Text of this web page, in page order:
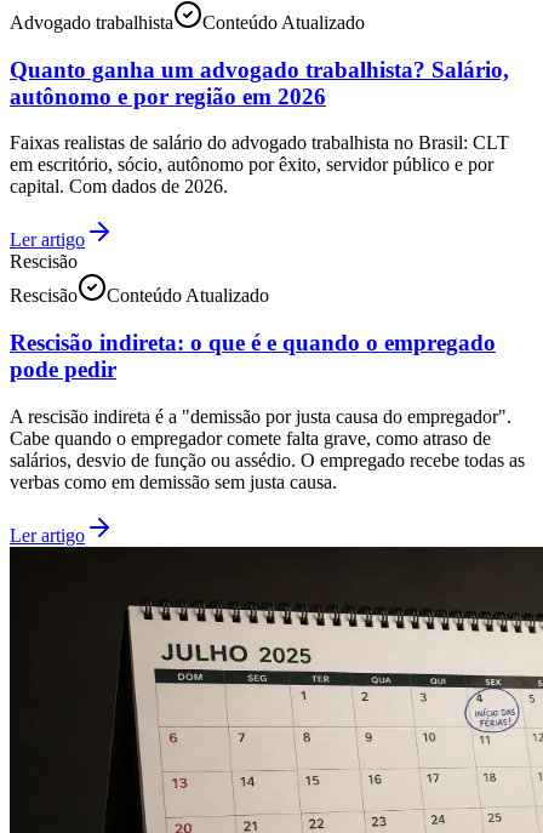
Advogado trabalhista Conteúdo Atualizado
Quanto ganha um advogado trabalhista? Salário,
autônomo e por região em 2026
Faixas realistas de salário do advogado trabalhista no Brasil: CLT
em escritório, sócio, autônomo por êxito, servidor público e por
capital. Com dados de 2026.
Ler artigo
Rescisão
Rescisão
Conteúdo Atualizado
Rescisão indireta: o que é e quando o empregado
pode pedir
A rescisão indireta é a "demissão por justa causa do empregador".
Cabe quando o empregador comete falta grave, como atraso de
salários, desvio de função ou assédio. O empregado recebe todas as
verbas como em demissão sem justa causa.
Ler artigo